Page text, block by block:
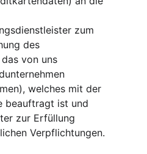
zum
des
von uns
welches mit der
beauftragt ist und
zur Erfüllung
Verpflichtungen.